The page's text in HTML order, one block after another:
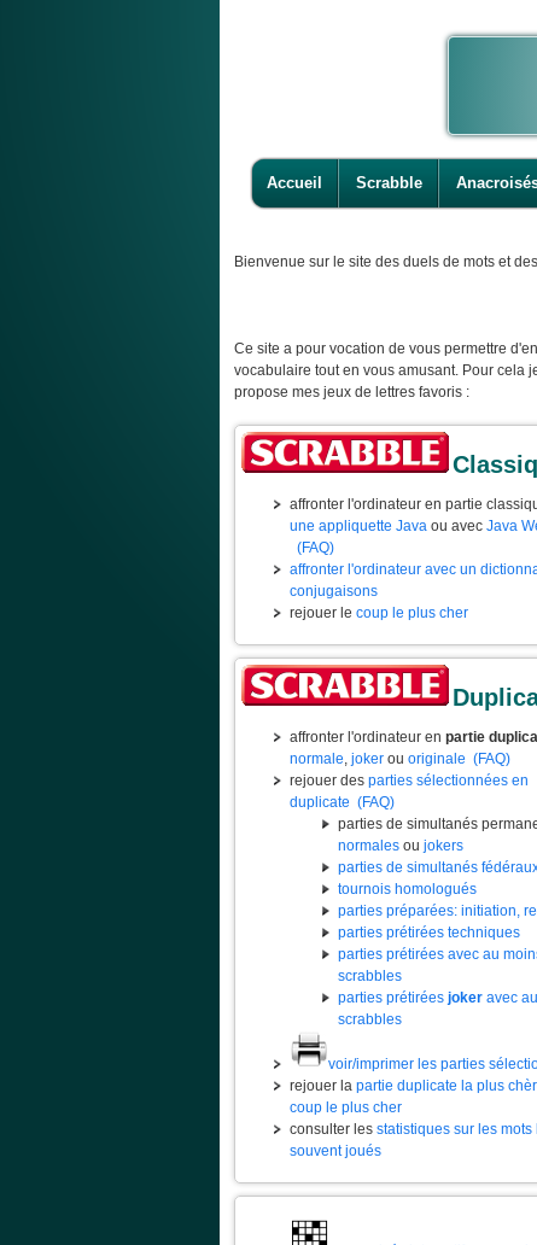
Accueil Scrabble
Bienvenue sur le site des duels de mots et
Ce site a pour vocation de vous permettre
vocabulaire tout en vous amusant. Pour cela
propose mes jeux de lettres favoris :
affronter l'ordinateur en partie
une appliquette Java ou avec Java
(FAQ)
affronter l'ordinateur avec un
conjugaisons
rejouer le coup le plus cher
affronter l'ordinateur en partie
normale, joker ou originale (FAQ)
rejouer des parties sélectionnées en
duplicate (FAQ)
parties de simultanés
normales ou jokers
parties de simultanés
tournois homologués
parties préparées: initiation,
parties prétirées techniques
parties prétirées avec au
scrabbles
parties prétirées joker avec
scrabbles
voir/imprimer les parties
rejouer la partie duplicate la plus
coup le plus cher
consulter les statistiques sur les mots
souvent joués